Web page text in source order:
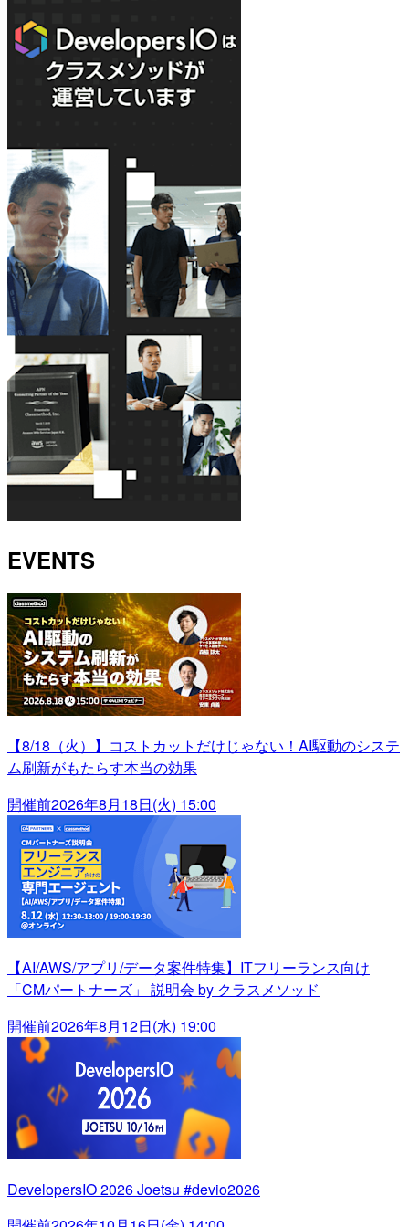
EVENTS
【8/18（火）】コストカットだけじゃない！AI駆動のシステ
ム刷新がもたらす本当の効果
開催前2026年8月18日(火) 15:00
【AI/AWS/アプリ/データ案件特集】ITフリーランス向け
「CMパートナーズ」 説明会 by クラスメソッド
開催前2026年8月12日(水) 19:00
DevelopersIO 2026 Joetsu #devio2026